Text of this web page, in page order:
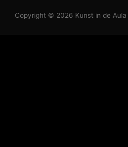
Copyright © 2026 Kunst in de Aula